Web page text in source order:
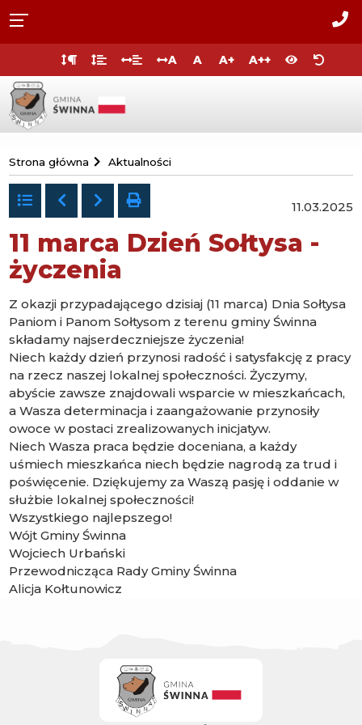
dostępności
głównej
treści
menu
stopki
nas
A A A+ A++
Przejdź
do
strony
głównej
Urząd
Gminy
Świnna
Strona główna Aktualności
Powrót
do
listy
Poprzedni
Następny
drukuj 11.03.2025
11 marca Dzień Sołtysa -
życzenia
Z okazji przypadającego dzisiaj (11 marca) Dnia Sołtysa
Paniom i Panom Sołtysom z terenu gminy Świnna
składamy najserdeczniejsze życzenia!
Niech każdy dzień przynosi radość i satysfakcję z pracy
na rzecz naszej lokalnej społeczności. Życzymy,
abyście zawsze znajdowali wsparcie w mieszkańcach,
a Wasza determinacja i zaangażowanie przynosiły
owoce w postaci zrealizowanych inicjatyw.
Niech Wasza praca będzie doceniana, a każdy
uśmiech mieszkańca niech będzie nagrodą za trud i
poświęcenie. Dziękujemy za Waszą pasję i oddanie w
służbie lokalnej społeczności!
Wszystkiego najlepszego!
Wójt Gminy Świnna
Wojciech Urbański
Przewodnicząca Rady Gminy Świnna
Alicja Kołtunowicz